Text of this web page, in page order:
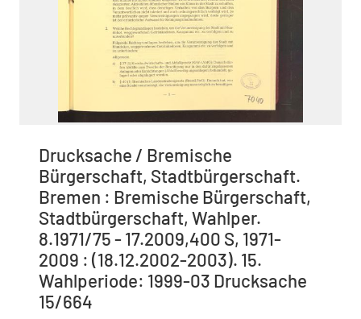
Drucksache / Bremische
Bürgerschaft, Stadtbürgerschaft.
Bremen : Bremische Bürgerschaft,
Stadtbürgerschaft, Wahlper.
8.1971/75 - 17.2009,400 S, 1971-
2009 : (18.12.2002-2003). 15.
Wahlperiode: 1999-03 Drucksache
15/664